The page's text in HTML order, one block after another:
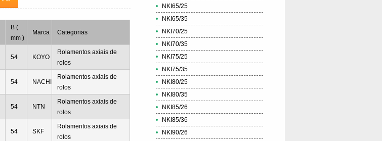
B (
mm )
Marca Categorias
54 KOYO
Rolamentos axiais de
rolos
54 NACHI
Rolamentos axiais de
rolos
54 NTN
Rolamentos axiais de
rolos
54 SKF
Rolamentos axiais de
rolos
NKI65/25
NKI65/35
NKI70/25
NKI70/35
NKI75/25
NKI75/35
NKI80/25
NKI80/35
NKI85/26
NKI85/36
NKI90/26